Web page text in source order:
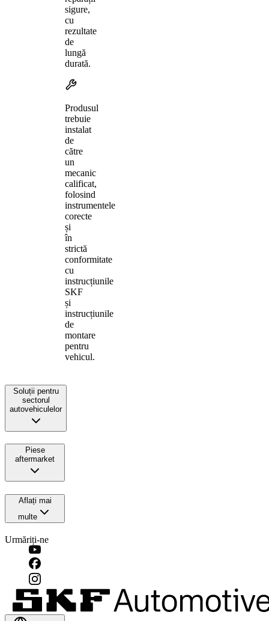
sigure,
cu
rezultate
de
lungă
durată.
Produsul
trebuie
instalat
de
către
un
mecanic
calificat,
folosind
instrumentele
corecte
și
în
strictă
conformitate
cu
instrucțiunile
SKF
și
instrucțiunile
de
montare
pentru
vehicul.
Soluții pentru
sectorul
autovehiculelor
Piese
aftermarket
Aflați mai
multe
Urmăriți-ne